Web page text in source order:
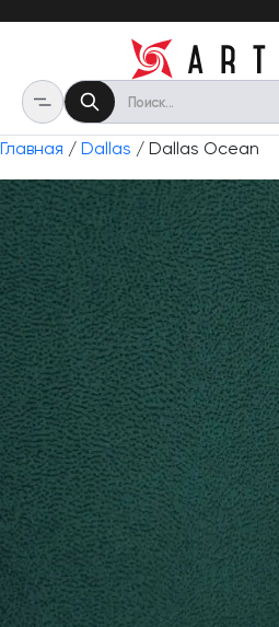
Главная / Dallas / Dallas Ocean